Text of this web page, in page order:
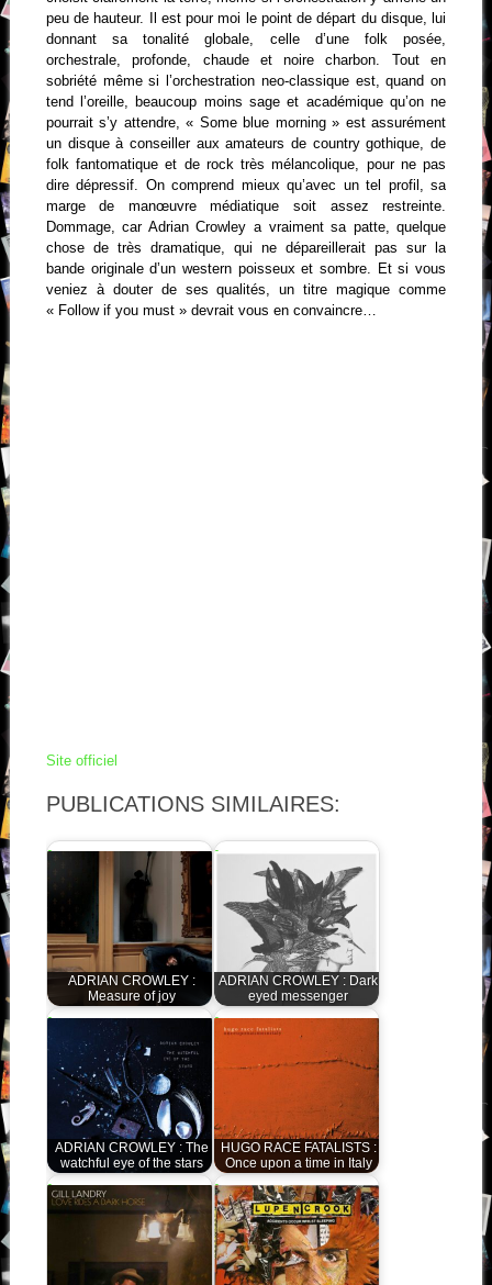
peu de hauteur. Il est pour moi le point de départ du disque, lui
donnant sa tonalité globale, celle d’une folk posée,
orchestrale, profonde, chaude et noire charbon. Tout en
sobriété même si l’orchestration neo-classique est, quand on
tend l’oreille, beaucoup moins sage et académique qu’on ne
pourrait s’y attendre, « Some blue morning » est assurément
un disque à conseiller aux amateurs de country gothique, de
folk fantomatique et de rock très mélancolique, pour ne pas
dire dépressif. On comprend mieux qu’avec un tel profil, sa
marge de manœuvre médiatique soit assez restreinte.
Dommage, car Adrian Crowley a vraiment sa patte, quelque
chose de très dramatique, qui ne dépareillerait pas sur la
bande originale d’un western poisseux et sombre. Et si vous
veniez à douter de ses qualités, un titre magique comme
« Follow if you must » devrait vous en convaincre…
Site officiel
PUBLICATIONS SIMILAIRES:
ADRIAN CROWLEY :
Measure of joy
ADRIAN CROWLEY : Dark
eyed messenger
ADRIAN CROWLEY : The
watchful eye of the stars
HUGO RACE FATALISTS :
Once upon a time in Italy